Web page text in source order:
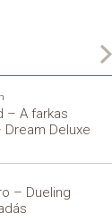
– A farkas
Deluxe
– Dueling